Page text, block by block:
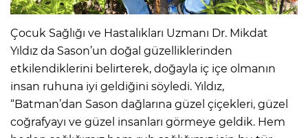
Çocuk Sağlığı ve Hastalıkları Uzmanı Dr. Mikdat
Yıldız da Sason’un doğal güzelliklerinden
etkilendiklerini belirterek, doğayla iç içe olmanın
insan ruhuna iyi geldiğini söyledi. Yıldız,
“Batman’dan Sason dağlarına güzel çiçekleri, güzel
coğrafyayı ve güzel insanları görmeye geldik. Hem